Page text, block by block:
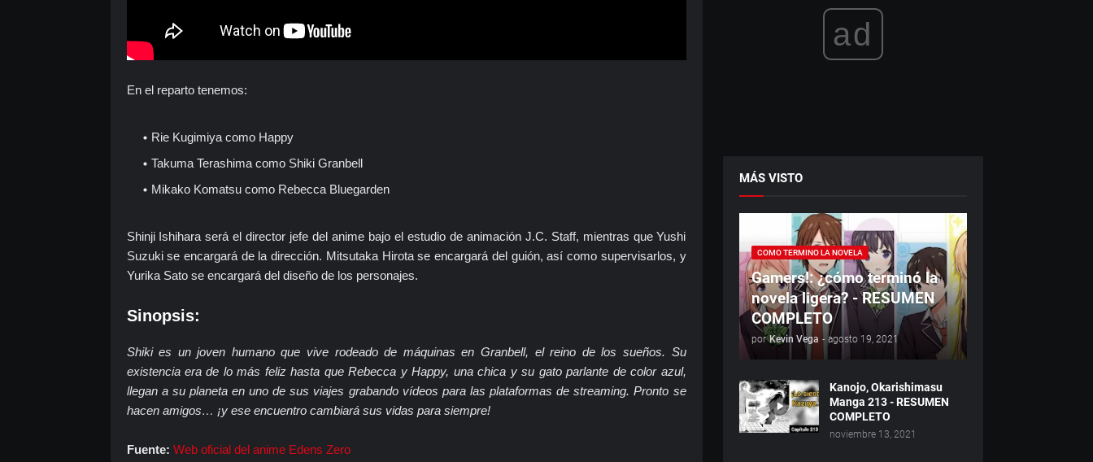
En el reparto tenemos:
Rie Kugimiya como Happy
Takuma Terashima como Shiki Granbell
Mikako Komatsu como Rebecca Bluegarden
Shinji Ishihara será el director jefe del anime bajo el estudio de animación J.C. Staff, mientras que Yushi
Suzuki se encargará de la dirección. Mitsutaka Hirota se encargará del guión, así como supervisarlos, y
Yurika Sato se encargará del diseño de los personajes.
Sinopsis:
Shiki es un joven humano que vive rodeado de máquinas en Granbell, el reino de los sueños. Su
existencia era de lo más feliz hasta que Rebecca y Happy, una chica y su gato parlante de color azul,
llegan a su planeta en uno de sus viajes grabando vídeos para las plataformas de streaming. Pronto se
hacen amigos… ¡y ese encuentro cambiará sus vidas para siempre!
Fuente: Web oficial del anime Edens Zero
ad
MÁS VISTO
COMO TERMINO LA NOVELA
Gamers!: ¿cómo terminó la
novela ligera? - RESUMEN
COMPLETO
por Kevin Vega - agosto 19, 2021
Kanojo, Okarishimasu
Manga 213 - RESUMEN
COMPLETO
noviembre 13, 2021